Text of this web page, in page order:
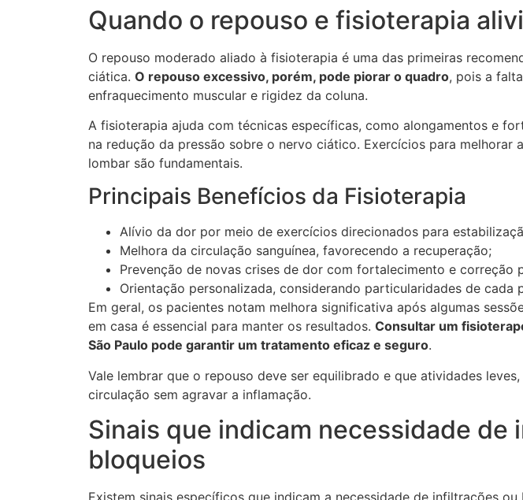
Quando o repouso e fisioterapia
O repouso moderado aliado à fisioterapia é uma das primeiras
ciática. O repouso excessivo, porém, pode piorar o quadro, pois a
enfraquecimento muscular e rigidez da coluna.
A fisioterapia ajuda com técnicas específicas, como alongamentos e
na redução da pressão sobre o nervo ciático. Exercícios para melhorar
lombar são fundamentais.
Principais Benefícios da Fisioterapia
Alívio da dor por meio de exercícios direcionados para
Melhora da circulação sanguínea, favorecendo a recuperação;
Prevenção de novas crises de dor com fortalecimento e correção
Orientação personalizada, considerando particularidades de cada
Em geral, os pacientes notam melhora significativa após algumas
em casa é essencial para manter os resultados. Consultar um
São Paulo pode garantir um tratamento eficaz e seguro.
Vale lembrar que o repouso deve ser equilibrado e que atividades
circulação sem agravar a inflamação.
Sinais que indicam necessidade de
bloqueios